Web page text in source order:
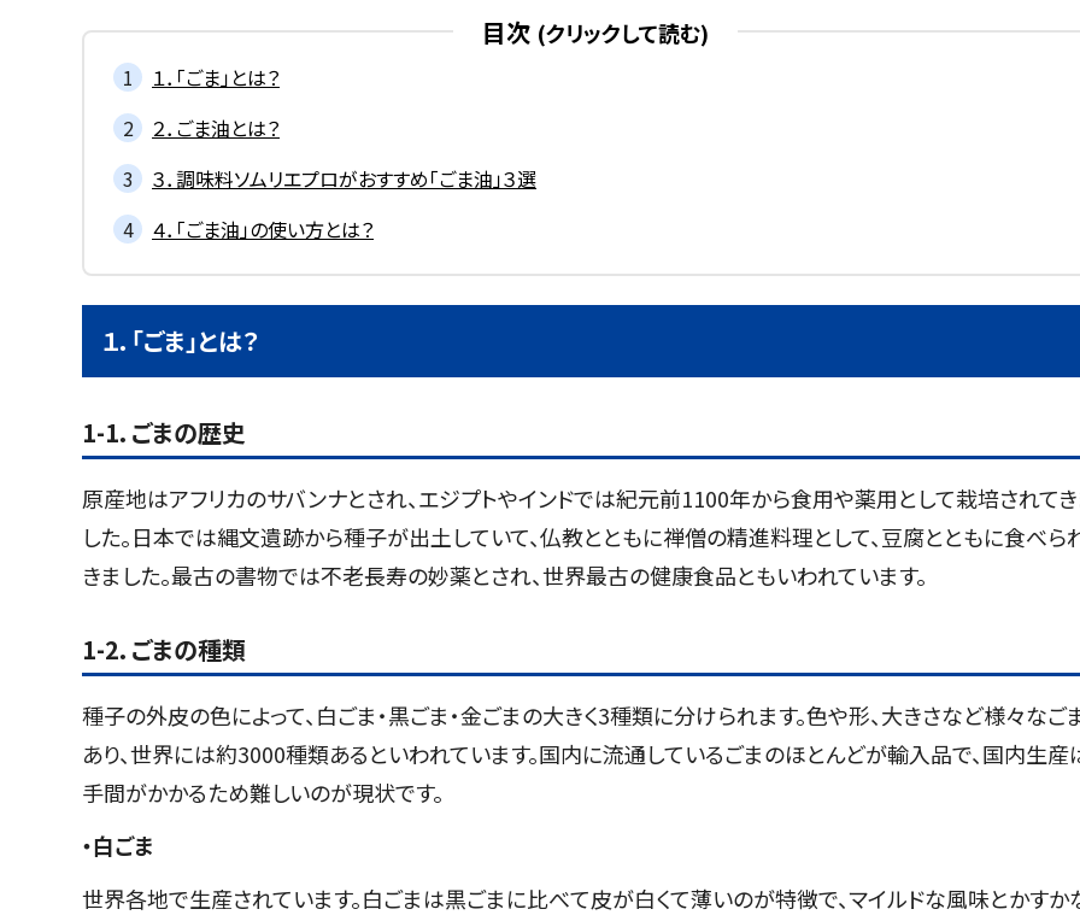
目次
１．「ごま」とは？
２．ごま油とは？
３．調味料ソムリエプロがおすすめ「ごま油」３選
４．「ごま油」の使い方とは？
１．「ごま」とは？
1-1．ごまの歴史
原産地はアフリカのサバンナとされ、エジプトやインドでは紀元前1100年から食用や薬用として栽培されてき
した。日本では縄文遺跡から種子が出土していて、仏教とともに禅僧の精進料理として、豆腐とともに食べら
きました。最古の書物では不老長寿の妙薬とされ、世界最古の健康食品ともいわれています。
1-2．ごまの種類
種子の外皮の色によって、白ごま・黒ごま・金ごまの大きく3種類に分けられます。色や形、大きさなど様々なご
あり、世界には約3000種類あるといわれています。国内に流通しているごまのほとんどが輸入品で、国内生産
手間がかかるため難しいのが現状です。
・白ごま
世界各地で生産されています。白ごまは黒ごまに比べて皮が白くて薄いのが特徴で、マイルドな風味とかすか